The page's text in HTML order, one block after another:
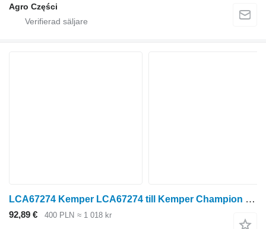
Agro Części
LCA67274 Kemper LCA67274 till Kemper Champion 4500, 445 radoberoende skärbord för majsskörd
92,89 € 400 PLN ≈ 1 018 kr